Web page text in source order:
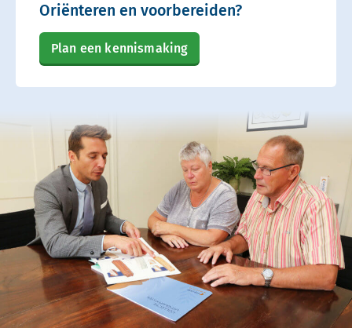
Oriënteren en voorbereiden?
Plan een kennismaking